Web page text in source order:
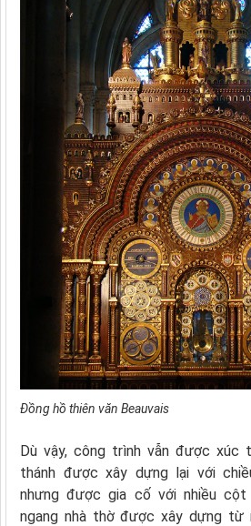
Đồng hồ thiên văn Beauvais
Dù vậy, công trình vẫn được xúc
thánh được xây dựng lại với
nhưng được gia cố với nhiều
ngang nhà thờ được xây dựng từ